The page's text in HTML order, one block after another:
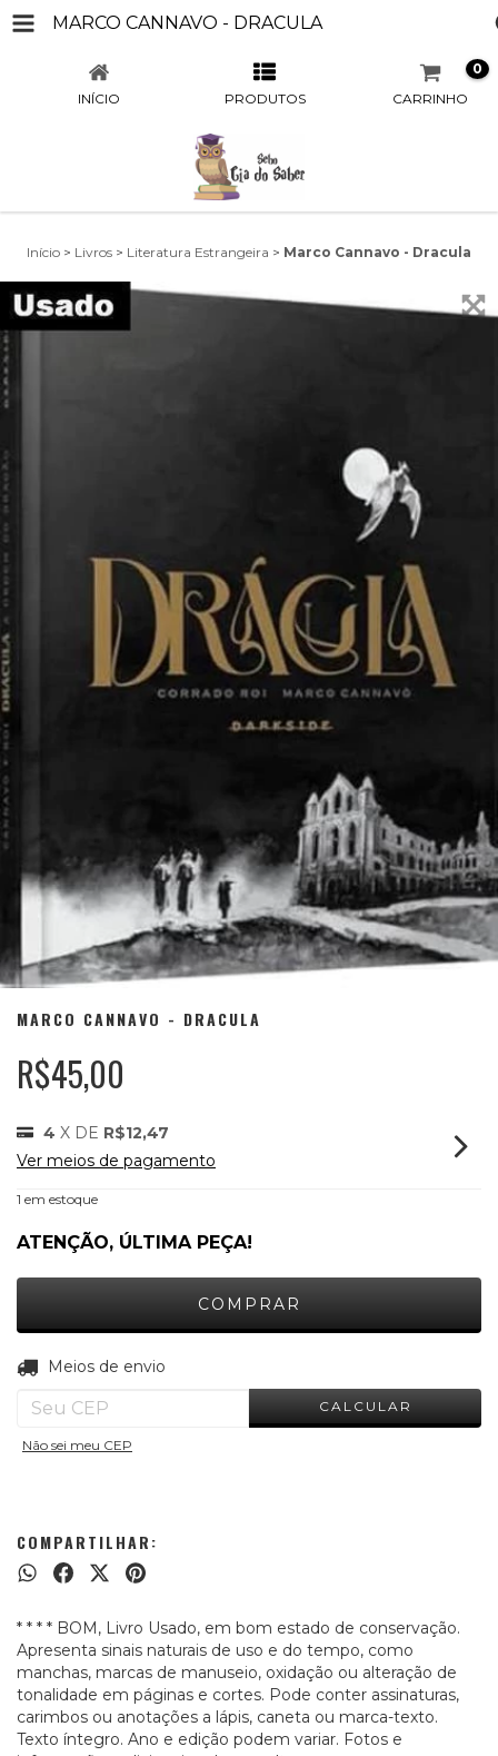
MARCO CANNAVO - DRACULA
INÍCIO PRODUTOS CARRINHO
0
Início > Livros > Literatura Estrangeira > Marco Cannavo - Dracula
MARCO CANNAVO - DRACULA
R$45,00
4 X DE R$12,47
Ver meios de pagamento
1 em estoque
ATENÇÃO, ÚLTIMA PEÇA!
Entregas para o CEP:
Meios de envio
CALCULAR
Não sei meu CEP
COMPARTILHAR:
* * * * BOM, Livro Usado, em bom estado de conservação.
Apresenta sinais naturais de uso e do tempo, como
manchas, marcas de manuseio, oxidação ou alteração de
tonalidade em páginas e cortes. Pode conter assinaturas,
carimbos ou anotações a lápis, caneta ou marca-texto.
Texto íntegro. Ano e edição podem variar. Fotos e